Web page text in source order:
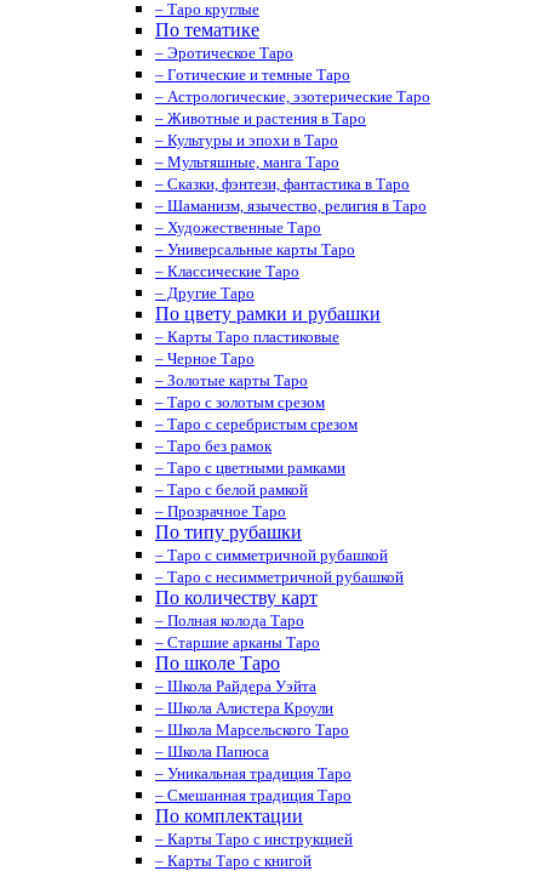
– Таро круглые
По тематике
– Эротическое Таро
– Готические и темные Таро
– Астрологические, эзотерические Таро
– Животные и растения в Таро
– Культуры и эпохи в Таро
– Мультяшные, манга Таро
– Сказки, фэнтези, фантастика в Таро
– Шаманизм, язычество, религия в Таро
– Художественные Таро
– Универсальные карты Таро
– Классические Таро
– Другие Таро
По цвету рамки и рубашки
– Карты Таро пластиковые
– Черное Таро
– Золотые карты Таро
– Таро с золотым срезом
– Таро с серебристым срезом
– Таро без рамок
– Таро с цветными рамками
– Таро с белой рамкой
– Прозрачное Таро
По типу рубашки
– Таро с симметричной рубашкой
– Таро с несимметричной рубашкой
По количеству карт
– Полная колода Таро
– Старшие арканы Таро
По школе Таро
– Школа Райдера Уэйта
– Школа Алистера Кроули
– Школа Марсельского Таро
– Школа Папюса
– Уникальная традиция Таро
– Смешанная традиция Таро
По комплектации
– Карты Таро с инструкцией
– Карты Таро с книгой